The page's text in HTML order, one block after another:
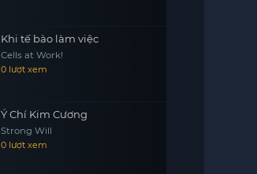
Khi tế bào làm việc
Cells at Work!
0 lượt xem
Ý Chí Kim Cương
Strong Will
0 lượt xem